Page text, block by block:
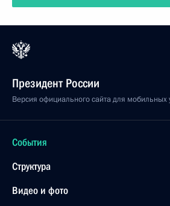
Президент России
Версия официального сайта для мобильных
События
Структура
Видео и фото